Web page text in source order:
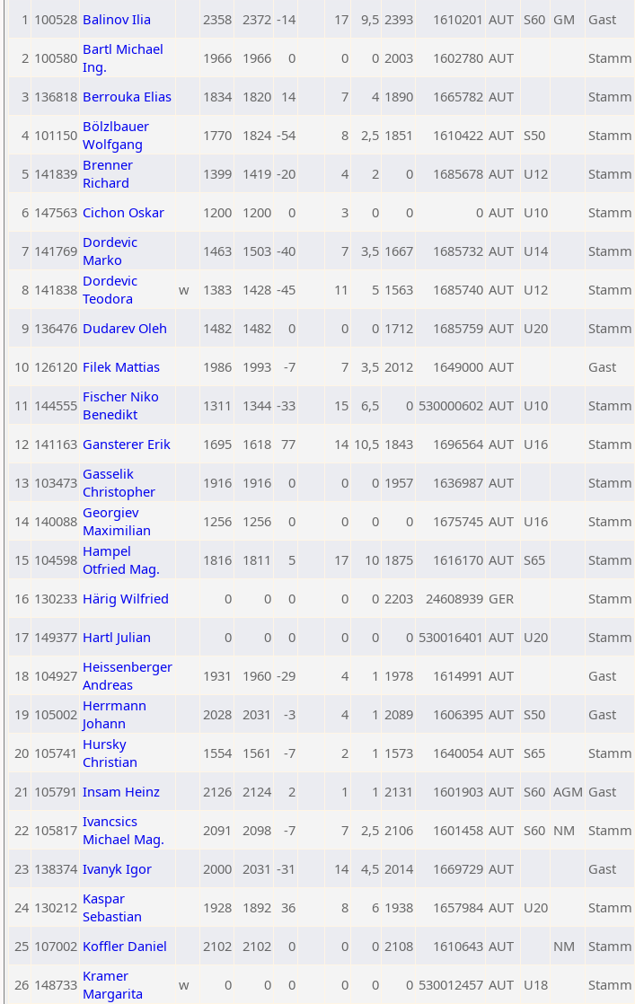
1 100528 Balinov Ilia 2358 2372 -14 17 9,5 2393 1610201 AUT S60 GM Gast
2 100580 Bartl Michael
Ing.
1966 1966 0 0 0 2003 1602780 AUT Stamm
3 136818 Berrouka Elias 1834 1820 14 7 4 1890 1665782 AUT Stamm
4 101150 Bölzlbauer
Wolfgang
1770 1824 -54 8 2,5 1851 1610422 AUT S50 Stamm
5 141839 Brenner
Richard
1399 1419 -20 4 2 0 1685678 AUT U12 Stamm
6 147563 Cichon Oskar 1200 1200 0 3 0 0 0 AUT U10 Stamm
7 141769 Dordevic
Marko
1463 1503 -40 7 3,5 1667 1685732 AUT U14 Stamm
8 141838 Dordevic
Teodora
w 1383 1428 -45 11 5 1563 1685740 AUT U12 Stamm
9 136476 Dudarev Oleh 1482 1482 0 0 0 1712 1685759 AUT U20 Stamm
10 126120 Filek Mattias 1986 1993 -7 7 3,5 2012 1649000 AUT Gast
11 144555 Fischer Niko
Benedikt
1311 1344 -33 15 6,5 0 530000602 AUT U10 Stamm
12 141163 Gansterer Erik 1695 1618 77 14 10,5 1843 1696564 AUT U16 Stamm
13 103473 Gasselik
Christopher
1916 1916 0 0 0 1957 1636987 AUT Stamm
14 140088 Georgiev
Maximilian
1256 1256 0 0 0 0 1675745 AUT U16 Stamm
15 104598 Hampel
Otfried Mag.
1816 1811 5 17 10 1875 1616170 AUT S65 Stamm
16 130233 Härig Wilfried 0 0 0 0 0 2203 24608939 GER Stamm
17 149377 Hartl Julian 0 0 0 0 0 0 530016401 AUT U20 Stamm
18 104927 Heissenberger
Andreas
1931 1960 -29 4 1 1978 1614991 AUT Gast
19 105002 Herrmann
Johann
2028 2031 -3 4 1 2089 1606395 AUT S50 Gast
20 105741 Hursky
Christian
1554 1561 -7 2 1 1573 1640054 AUT S65 Stamm
21 105791 Insam Heinz 2126 2124 2 1 1 2131 1601903 AUT S60 AGM Gast
22 105817 Ivancsics
Michael Mag.
2091 2098 -7 7 2,5 2106 1601458 AUT S60 NM Stamm
23 138374 Ivanyk Igor 2000 2031 -31 14 4,5 2014 1669729 AUT Gast
24 130212 Kaspar
Sebastian
1928 1892 36 8 6 1938 1657984 AUT U20 Stamm
25 107002 Koffler Daniel 2102 2102 0 0 0 2108 1610643 AUT NM Stamm
26 148733 Kramer
Margarita
w 0 0 0 0 0 0 530012457 AUT U18 Stamm